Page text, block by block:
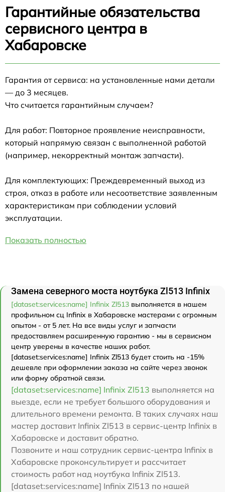
Гарантийные обязательства
сервисного центра в
Хабаровске
Гарантия от сервиса: на установленные нами детали
— до 3 месяцев.
Что считается гарантийным случаем?
Для работ: Повторное проявление неисправности,
который напрямую связан с выполненной работой
(например, некорректный монтаж запчасти).
Для комплектующих: Преждевременный выход из
строя, отказ в работе или несоответствие заявленным
характеристикам при соблюдении условий
эксплуатации.
Показать полностью
Замена северного моста ноутбука Zl513 Infinix
[dataset:services:name] Infinix Zl513 выполняется в нашем
профильном сц Infinix в Хабаровске мастерами с огромным
опытом - от 5 лет. На все виды услуг и запчасти
предоставляем расширенную гарантию - мы в сервисном
центр уверены в качестве наших работ.
[dataset:services:name] Infinix Zl513 будет стоить на -15%
дешевле при оформлении заказа на сайте через звонок
или форму обратной связи.
[dataset:services:name] Infinix Zl513 выполняется на
выезде, если не требует большого оборудования и
длительного времени ремонта. В таких случаях наш
мастер доставит Infinix Zl513 в сервис-центр Infinix в
Хабаровске и доставит обратно.
Позвоните и наш сотрудник сервис-центра Infinix в
Хабаровске проконсультирует и рассчитает
стоимость работ над ноутбука Infinix Zl513.
[dataset:services:name] Infinix Zl513 по нашей